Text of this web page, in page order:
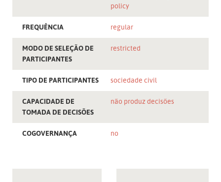
policy
FREQUÊNCIA regular
MODO DE SELEÇÃO DE
PARTICIPANTES
restricted
TIPO DE PARTICIPANTES sociedade civil
CAPACIDADE DE
TOMADA DE DECISÕES
não produz decisões
COGOVERNANÇA no